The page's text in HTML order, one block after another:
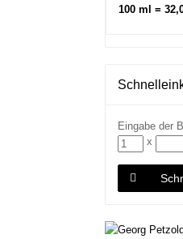
100 ml =
Eingabe der
x